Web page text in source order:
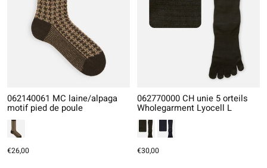
062140061 MC laine/alpaga
motif pied de poule
€26,00
062770000 CH unie 5 orteils
Wholegarment Lyocell L
€30,00